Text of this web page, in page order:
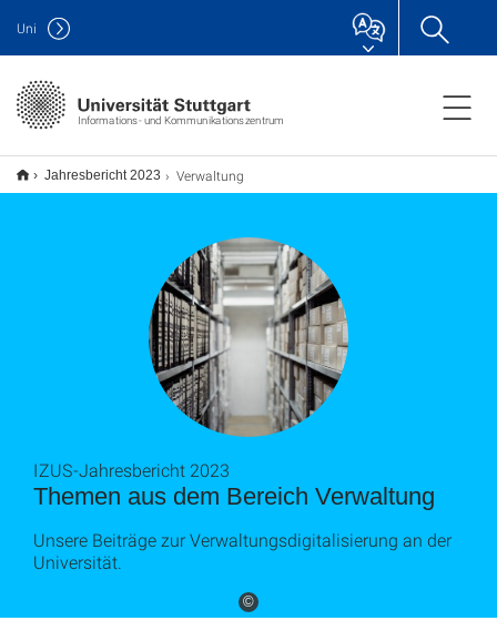
Informations- und Kommunikationszentrum
Uni
Jahresbericht 2023 Verwaltung
©
Themen aus dem Bereich Verwaltung
IZUS-Jahresbericht 2023
Unsere Beiträge zur Verwaltungsdigitalisierung an der
Universität.